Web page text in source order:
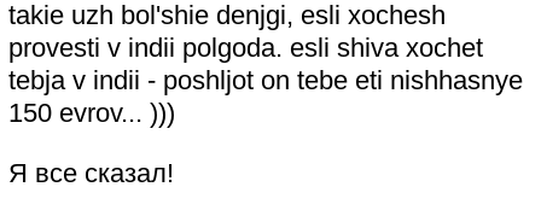
takie uzh bol'shie denjgi, esli xochesh
provesti v indii polgoda. esli shiva xochet
tebja v indii - poshljot on tebe eti nishhasnye
150 evrov... )))
Я все сказал!